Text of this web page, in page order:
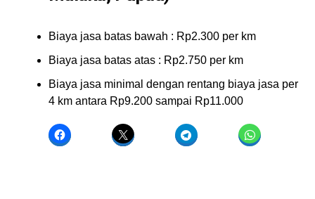
Biaya jasa batas bawah : Rp2.300 per km
Biaya jasa batas atas : Rp2.750 per km
Biaya jasa minimal dengan rentang biaya jasa per
4 km antara Rp9.200 sampai Rp11.000